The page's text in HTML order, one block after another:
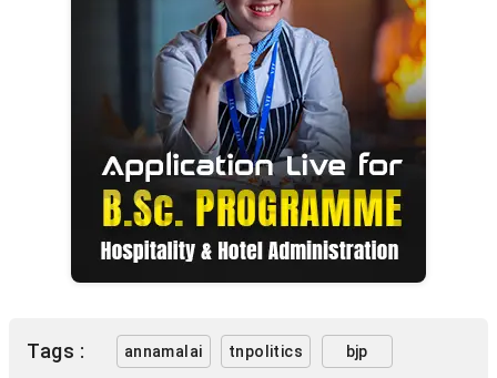
Tags : annamalai tnpolitics bjp